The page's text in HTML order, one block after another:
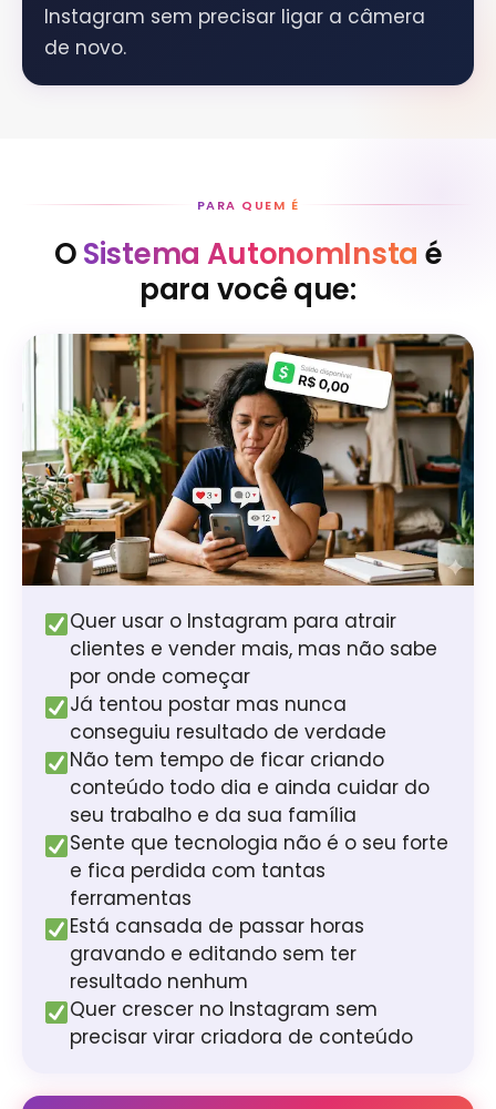
Instagram sem precisar ligar a câmera
de novo.
PARA QUEM É
OSistema AutonomInsta é
para você que:
Quer usar o Instagram para atrair
clientes e vender mais, mas não sabe
por onde começar
Já tentou postar mas nunca
conseguiu resultado de verdade
Não tem tempo de ficar criando
conteúdo todo dia e ainda cuidar do
seu trabalho e da sua família
Sente que tecnologia não é o seu forte
e fica perdida com tantas
ferramentas
Está cansada de passar horas
gravando e editando sem ter
resultado nenhum
Quer crescer no Instagram sem
precisar virar criadora de conteúdo